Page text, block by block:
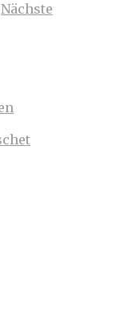
Nächste